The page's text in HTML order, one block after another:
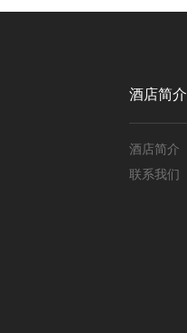
酒店简介
酒店简介
联系我们